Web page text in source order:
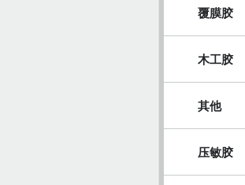
覆膜胶
木工胶
其他
压敏胶